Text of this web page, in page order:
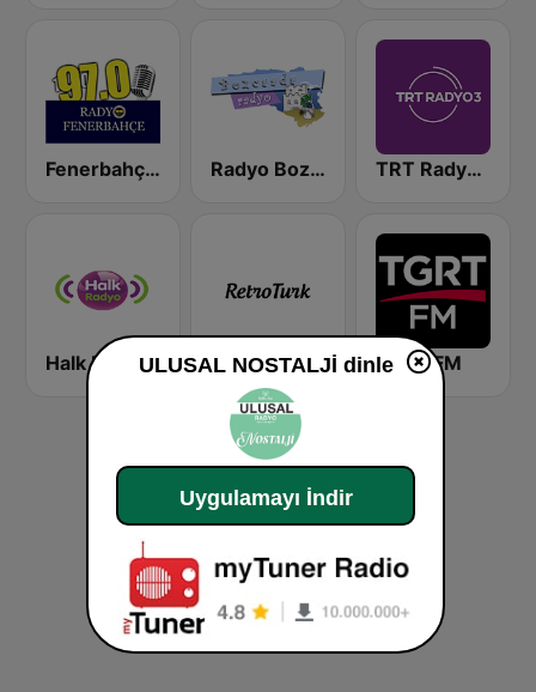
Fenerbahçe FM Radyo Bozcaada TRT Radyo 3
Halk Radyo Retro Türk TGRT FM
ULUSAL NOSTALJİ dinle
Uygulamayı İndir